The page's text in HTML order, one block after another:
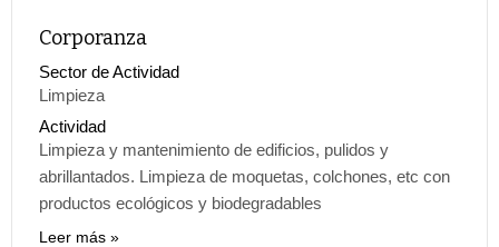
Corporanza
Sector de Actividad
Limpieza
Actividad
Limpieza y mantenimiento de edificios, pulidos y
abrillantados. Limpieza de moquetas, colchones, etc con
productos ecológicos y biodegradables
Leer más